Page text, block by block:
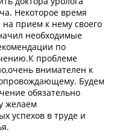
Некоторое время
прием к нему своего
необходимые
по
проблеме
внимателен к
Будем
обязательно
желаем
успехов в труде и